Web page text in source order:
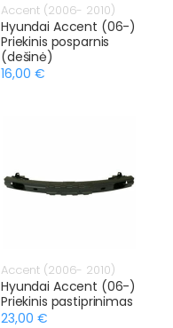
Accent (2006- 2010)
Hyundai Accent (06-)
Priekinis posparnis
(dešinė)
16,00 €
Accent (2006- 2010)
Hyundai Accent (06-)
Priekinis pastiprinimas
23,00 €